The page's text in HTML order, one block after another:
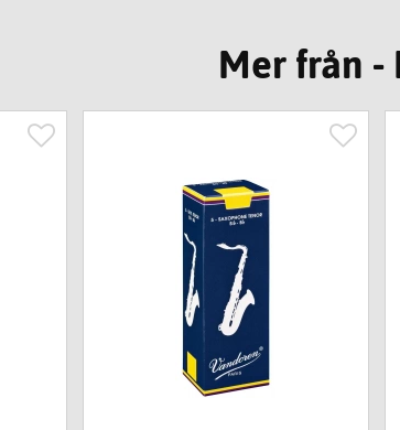
Mer från -